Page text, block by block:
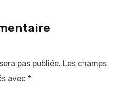
pas publiée. Les champs
avec *